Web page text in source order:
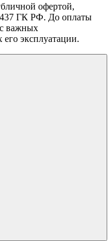
офертой,
ГК РФ. До оплаты
важных
его эксплуатации.